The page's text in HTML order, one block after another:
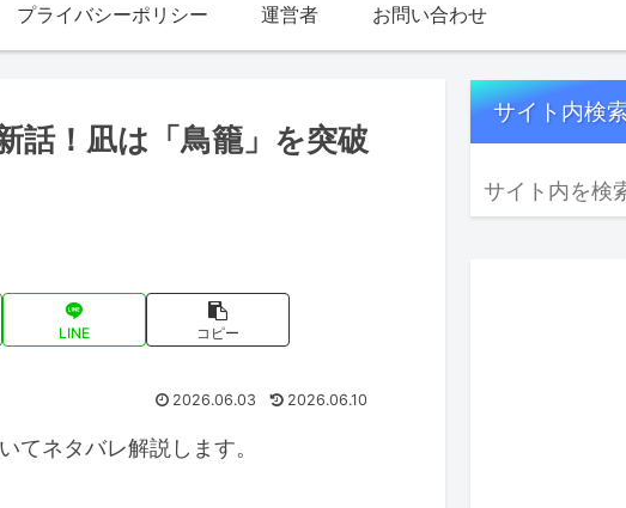
プライバシーポリシー 運営者 お問い合わせ
話！凪は「鳥籠」を突破
LINE コピー
2026.06.03 2026.06.10
てネタバレ解説します。
サイト内検